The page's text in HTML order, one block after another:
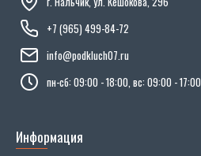
+7 (965) 499-84-72
info@podkluch07.ru
пн-сб: 09:00 - 18:00, вс: 09:00 - 17:00
Информация